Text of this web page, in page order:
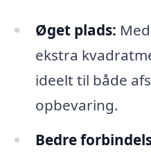
Øget plads:
ekstra
ideelt til både
opbevaring.
Bedre